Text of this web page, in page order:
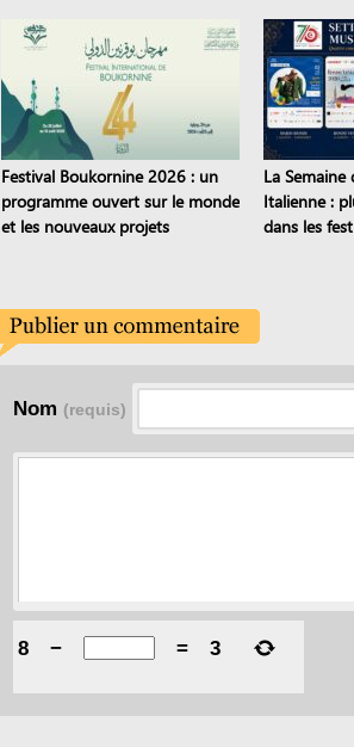
Festival Boukornine 2026 : un
programme ouvert sur le monde
et les nouveaux projets
La
Italienne :
dans les
Nom (requis)
8 − = 3